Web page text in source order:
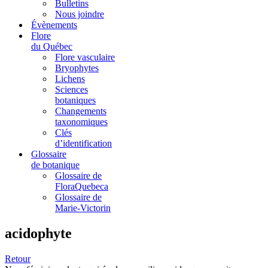
Bulletins
Nous joindre
Évènements
Flore
du Québec
Flore vasculaire
Bryophytes
Lichens
Sciences
botaniques
Changements
taxonomiques
Clés
d’identification
Glossaire
de botanique
Glossaire de
FloraQuebeca
Glossaire de
Marie-Victorin
acidophyte
Retour